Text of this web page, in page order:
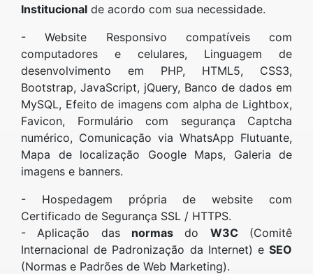
Institucional de acordo com sua necessidade.
- Website Responsivo compatíveis com
computadores e celulares, Linguagem de
desenvolvimento em PHP, HTML5, CSS3,
Bootstrap, JavaScript, jQuery, Banco de dados em
MySQL, Efeito de imagens com alpha de Lightbox,
Favicon, Formulário com segurança Captcha
numérico, Comunicação via WhatsApp Flutuante,
Mapa de localização Google Maps, Galeria de
imagens e banners.
- Hospedagem própria de website com
Certificado de Segurança SSL / HTTPS.
- Aplicação das normas do W3C(Comitê
Internacional de Padronização da Internet) e SEO
(Normas e Padrões de Web Marketing).